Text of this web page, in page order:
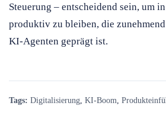
Steuerung – entscheidend sein, um
produktiv zu bleiben, die
KI-Agenten geprägt ist.
Tags: Digitalisierung KI-Boom